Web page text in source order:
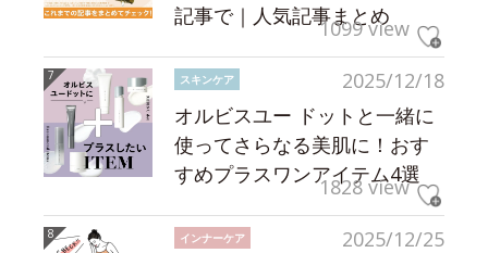
記事で｜人気記事まとめ
1099 view
2025/12/18
スキンケア
オルビスユー ドットと一緒に
使ってさらなる美肌に！おす
すめプラスワンアイテム4選
1828 view
2025/12/25
インナーケア